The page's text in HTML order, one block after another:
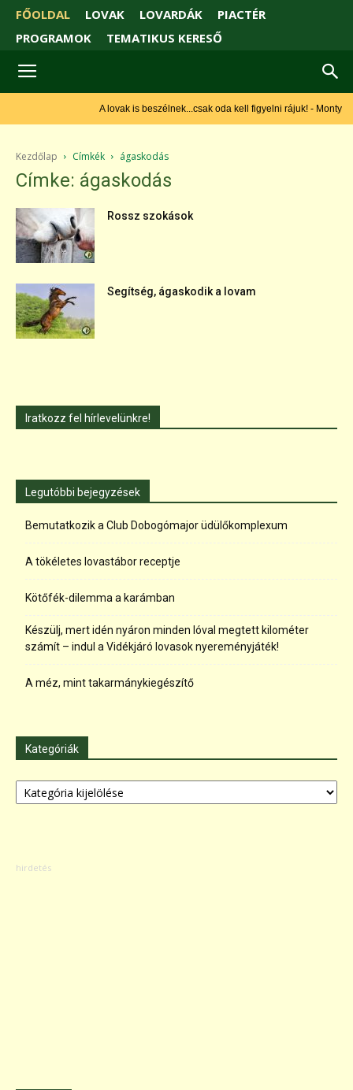
FŐOLDAL LOVAK LOVARDÁK
PIACTÉR
PROGRAMOK
TEMATIKUS KERESŐ
A lovak is beszélnek...csak oda kell figyelni rájuk! - Monty
Kezdőlap Címkék ágaskodás
Címke: ágaskodás
Rossz szokások
Segítség, ágaskodik a lovam
Iratkozz fel hírlevelünkre!
Legutóbbi bejegyzések
Bemutatkozik a Club Dobogómajor üdülőkomplexum
A tökéletes lovastábor receptje
Kötőfék-dilemma a karámban
Készülj, mert idén nyáron minden lóval megtett kilométer
számít – indul a Vidékjáró lovasok nyereményjáték!
A méz, mint takarmánykiegészítő
Kategóriák
Kategóriák